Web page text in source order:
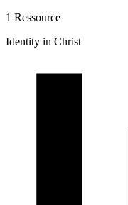
1 Ressource
Identity in Christ